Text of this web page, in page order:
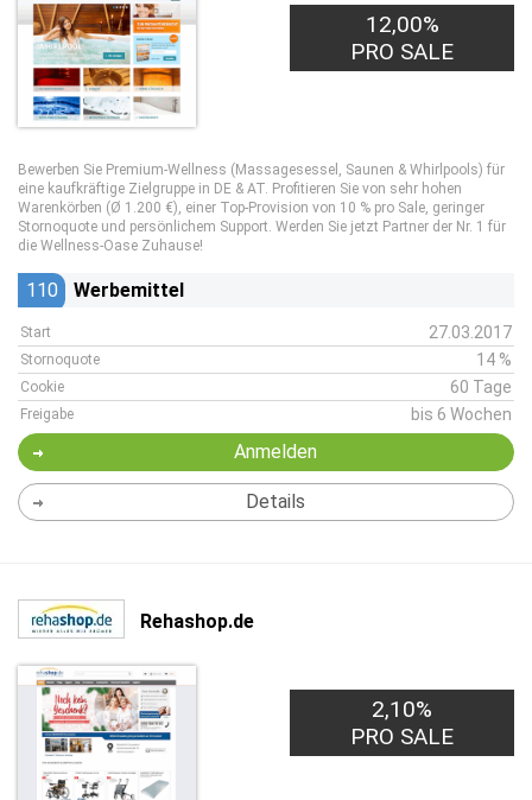
12,00%
PRO SALE
Bewerben Sie Premium-Wellness (Massagesessel, Saunen & Whirlpools) für
eine kaufkräftige Zielgruppe in DE & AT. Profitieren Sie von sehr hohen
Warenkörben (Ø 1.200 €), einer Top-Provision von 10 % pro Sale, geringer
Stornoquote und persönlichem Support. Werden Sie jetzt Partner der Nr. 1 für
die Wellness-Oase Zuhause!
110 Werbemittel
Start 27.03.2017
Stornoquote 14 %
Cookie 60 Tage
Freigabe bis 6 Wochen
Anmelden
Details
Rehashop.de
2,10%
PRO SALE